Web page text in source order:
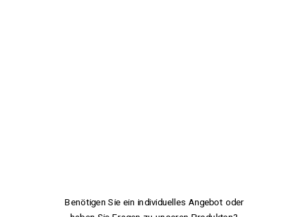
Benötigen Sie ein individuelles Angebot oder